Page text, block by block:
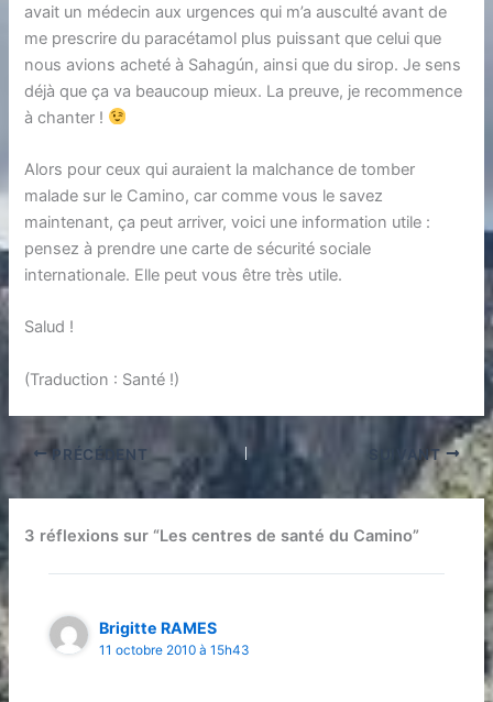
avait un médecin aux urgences qui m’a ausculté avant de
me prescrire du paracétamol plus puissant que celui que
nous avions acheté à Sahagún, ainsi que du sirop. Je sens
déjà que ça va beaucoup mieux. La preuve, je recommence
à chanter !
Alors pour ceux qui auraient la malchance de tomber
malade sur le Camino, car comme vous le savez
maintenant, ça peut arriver, voici une information utile :
pensez à prendre une carte de sécurité sociale
internationale. Elle peut vous être très utile.
Salud !
(Traduction : Santé !)
PRÉCÉDENT SUIVANT
3 réflexions sur “Les centres de santé du Camino”
Brigitte RAMES
11 octobre 2010 à 15h43